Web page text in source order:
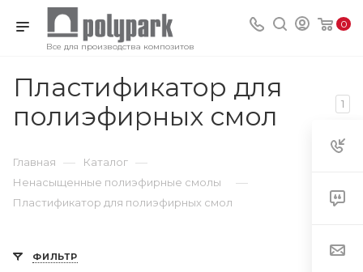
Все для производства композитов
0
Пластификатор для
полиэфирных смол
1
Главная — Каталог —
Ненасыщенные полиэфирные смолы —
Пластификатор для полиэфирных смол
ФИЛЬТР